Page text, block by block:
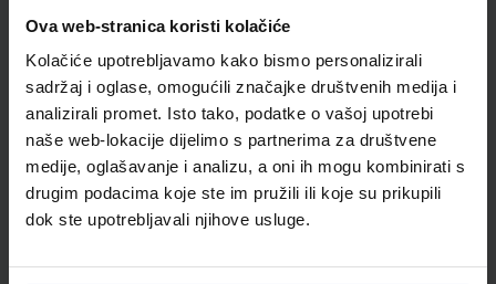
Ova web-stranica koristi kolačiće
Kolačiće upotrebljavamo kako bismo personalizirali
sadržaj i oglase, omogućili značajke društvenih medija i
analizirali promet. Isto tako, podatke o vašoj upotrebi
naše web-lokacije dijelimo s partnerima za društvene
medije, oglašavanje i analizu, a oni ih mogu kombinirati s
drugim podacima koje ste im pružili ili koje su prikupili
dok ste upotrebljavali njihove usluge.
SKU:556332 CIJENA:22,20 €
ŠIFRA OMOTA:
Udžbenik
BIOLOGIJA 1; radna bilježnica za biologiju u prvom razredu
gimnazija